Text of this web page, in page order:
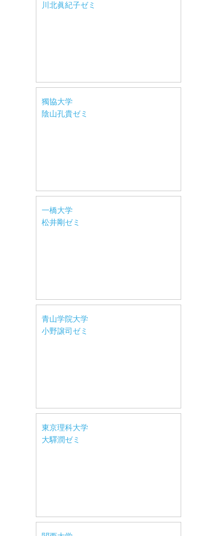
川北眞紀子ゼミ
獨協大学
陰山孔貴ゼミ
一橋大学
松井剛ゼミ
青山学院大学
小野譲司ゼミ
東京理科大学
大驛潤ゼミ